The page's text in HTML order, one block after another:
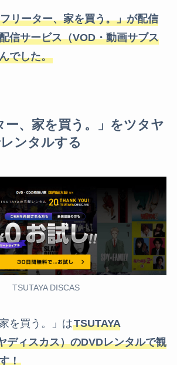
リーター、家を買う。」が配信
信サービス（VOD・動画サブス
でした。
ー、家を買う。」をツタヤ
ンタルする
TSUTAYA DISCAS
を買う。」はTSUTAYA
ディスカス）のDVDレンタルで観
！